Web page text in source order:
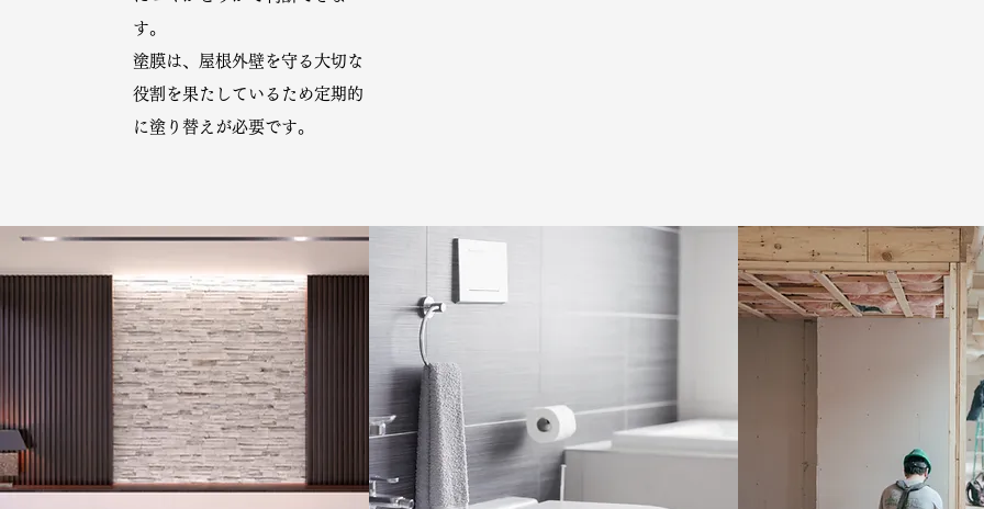
す。
塗膜は、屋根外壁を守る大切な
役割を果たしているため定期的
に塗り替えが必要です。